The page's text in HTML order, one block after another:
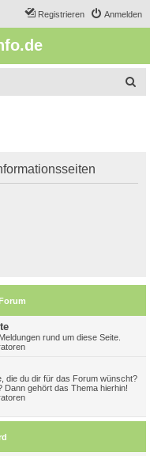
Anmelden
Registrieren
rund um diese Seite.
die du dir für das Forum wünscht?
Dann gehört das Thema hierhin!